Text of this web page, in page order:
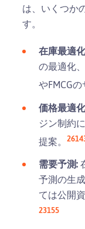
は、いくつか
す。
在庫最適
の最適化
やFMCG
価格最適
ジン制約
提案。 2614
需要予測:
予測の生
ては公開
23155